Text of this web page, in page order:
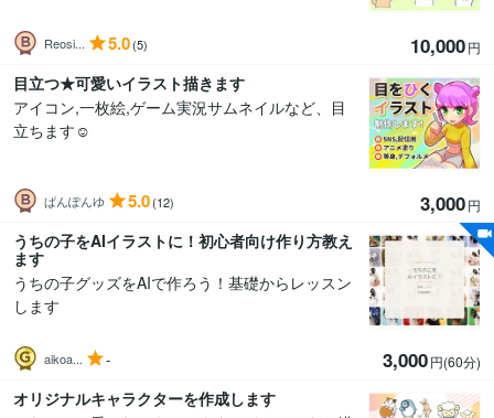
Reosi... 5.0(5) 10,000円
目立つ★可愛いイラスト描きます
アイコン,一枚絵,ゲーム実況サムネイルなど、目
立ちます☺︎
ぱんぽんゆ 5.0(12) 3,000円
うちの子をAIイラストに！初心者向け作り方教え
ます
うちの子グッズをAIで作ろう！基礎からレッスン
します
aikoa... - 3,000円(60分)
オリジナルキャラクターを作成します